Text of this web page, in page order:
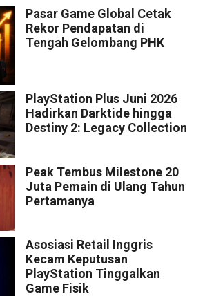
Pasar Game Global Cetak
Rekor Pendapatan di
Tengah Gelombang PHK
PlayStation Plus Juni 2026
Hadirkan Darktide hingga
Destiny 2: Legacy Collection
Peak Tembus Milestone 20
Juta Pemain di Ulang Tahun
Pertamanya
Asosiasi Retail Inggris
Kecam Keputusan
PlayStation Tinggalkan
Game Fisik